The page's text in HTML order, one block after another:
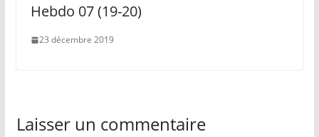
Hebdo 07 (19-20)
23 décembre 2019
Laisser un commentaire